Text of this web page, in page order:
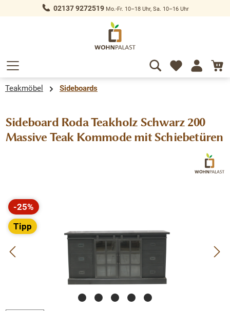
springen 02137 9272519Mo.-Fr. 10–18 Uhr, Sa. 10–16 Uhr
Teakmöbel Sideboards
Sideboard Roda Teakholz Schwarz 200
Massive Teak Kommode mit Schiebetüren
Bildergalerie überspringen
-25%
Rabatt
Tipp